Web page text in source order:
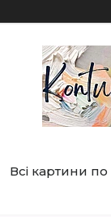
Всі картини